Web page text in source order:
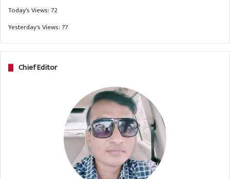
Today's Views: 72
Yesterday's Views: 77
Chief Editor